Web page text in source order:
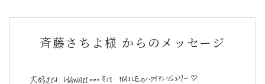
斉藤さちよ様 からのメッセージ